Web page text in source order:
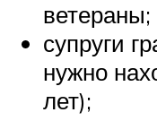
ветераны;
супруги
нужно
лет);